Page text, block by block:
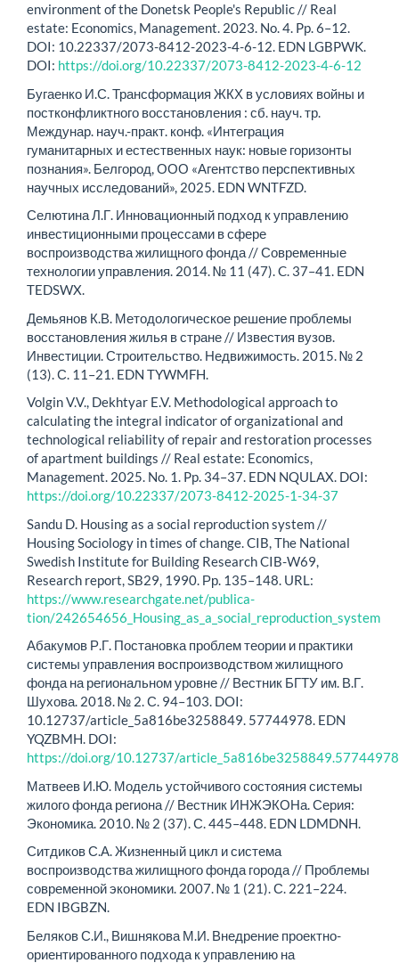
environment of the Donetsk People's Republic // Real
estate: Economics, Management. 2023. No. 4. Pp. 6–12.
DOI: 10.22337/2073-8412-2023-4-6-12. EDN LGBPWK.
DOI: https://doi.org/10.22337/2073-8412-2023-4-6-12
Бугаенко И.С. Трансформация ЖКХ в условиях войны и
постконфликтного восстановления : сб. науч. тр.
Междунар. науч.-практ. конф. «Интеграция
гуманитарных и естественных наук: новые горизонты
познания». Белгород, ООО «Агентство перспективных
научных исследований», 2025. EDN WNTFZD.
Селютина Л.Г. Инновационный подход к управлению
инвестиционными процессами в сфере
воспроизводства жилищного фонда // Современные
технологии управления. 2014. № 11 (47). C. 37–41. EDN
TEDSWX.
Демьянов К.В. Методологическое решение проблемы
восстановления жилья в стране // Известия вузов.
Инвестиции. Строительство. Недвижимость. 2015. № 2
(13). С. 11–21. EDN TYWMFH.
Volgin V.V., Dekhtyar E.V. Methodological approach to
calculating the integral indicator of organizational and
technological reliability of repair and restoration processes
of apartment buildings // Real estate: Economics,
Management. 2025. No. 1. Pp. 34–37. EDN NQULAX. DOI:
https://doi.org/10.22337/2073-8412-2025-1-34-37
Sandu D. Housing as a social reproduction system //
Housing Sociology in times of change. CIB, The National
Swedish Institute for Building Research CIB-W69,
Research report, SB29, 1990. Рр. 135–148. URL:
https://www.researchgate.net/publi­ca­
tion/242654656_Housing_as_a_social_reproduction_system
Абакумов Р.Г. Постановка проблем теории и практики
системы управления воспроизводством жилищного
фонда на региональном уровне // Вестник БГТУ им. В.Г.
Шухова. 2018. № 2. С. 94–103. DOI:
10.12737/article_5a816be3258849. 57744978. EDN
YQZBMH. DOI:
https://doi.org/10.12737/article_5a816be3258849.57744978
Матвеев И.Ю. Модель устойчивого состояния системы
жилого фонда региона // Вестник ИНЖЭКОНа. Серия:
Экономика. 2010. № 2 (37). С. 445–448. EDN LDMDNH.
Ситдиков С.А. Жизненный цикл и система
воспроизводства жилищного фонда города // Проблемы
современной экономики. 2007. № 1 (21). С. 221–224.
EDN IBGBZN.
Беляков С.И., Вишнякова М.И. Внедрение проектно-
ориентированного подхода к управлению на